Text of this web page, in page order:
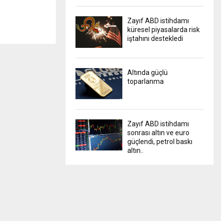
Zayıf ABD istihdamı
küresel piyasalarda risk
iştahını destekledi
Altında güçlü
toparlanma
Zayıf ABD istihdamı
sonrası altın ve euro
güçlendi, petrol baskı
altın..